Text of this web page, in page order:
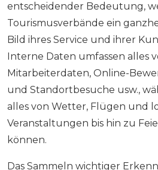
entscheidender Bedeutung,
Tourismusverbände ein
Bild ihres Service und ihrer
Interne Daten umfassen alles
Mitarbeiterdaten, Online-
und Standortbesuche usw.,
alles von Wetter, Flügen und
Veranstaltungen bis hin zu
können.
Das Sammeln wichtiger